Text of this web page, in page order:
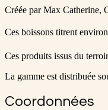
Créée par Max Catherine,
Ces boissons titrent
Ces produits issus du
La gamme est distribuée
Coordonnées